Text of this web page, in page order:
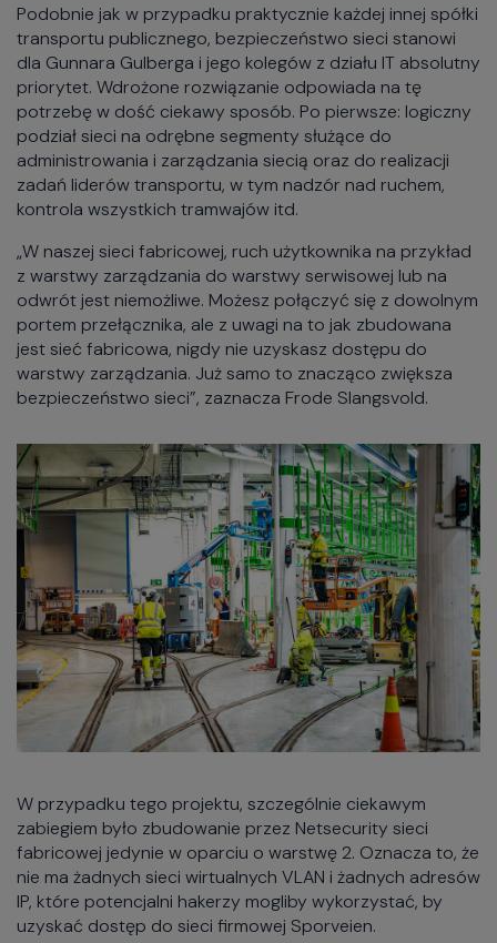
Podobnie jak w przypadku praktycznie każdej innej spółki
transportu publicznego, bezpieczeństwo sieci stanowi
dla Gunnara Gulberga i jego kolegów z działu IT absolutny
priorytet. Wdrożone rozwiązanie odpowiada na tę
potrzebę w dość ciekawy sposób. Po pierwsze: logiczny
podział sieci na odrębne segmenty służące do
administrowania i zarządzania siecią oraz do realizacji
zadań liderów transportu, w tym nadzór nad ruchem,
kontrola wszystkich tramwajów itd.
„W naszej sieci fabricowej, ruch użytkownika na przykład
z warstwy zarządzania do warstwy serwisowej lub na
odwrót jest niemożliwe. Możesz połączyć się z dowolnym
portem przełącznika, ale z uwagi na to jak zbudowana
jest sieć fabricowa, nigdy nie uzyskasz dostępu do
warstwy zarządzania. Już samo to znacząco zwiększa
bezpieczeństwo sieci”, zaznacza Frode Slangsvold.
W przypadku tego projektu, szczególnie ciekawym
zabiegiem było zbudowanie przez Netsecurity sieci
fabricowej jedynie w oparciu o warstwę 2. Oznacza to, że
nie ma żadnych sieci wirtualnych VLAN i żadnych adresów
IP, które potencjalni hakerzy mogliby wykorzystać, by
uzyskać dostęp do sieci firmowej Sporveien.